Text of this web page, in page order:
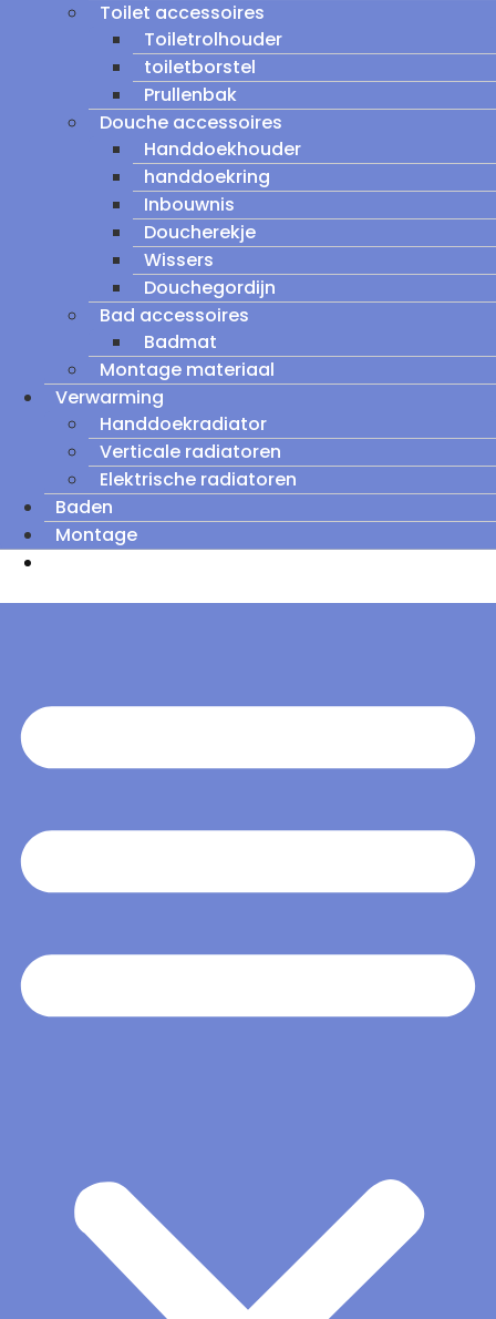
Toilet accessoires
Toiletrolhouder
toiletborstel
Prullenbak
Douche accessoires
Handdoekhouder
handdoekring
Inbouwnis
Doucherekje
Wissers
Douchegordijn
Bad accessoires
Badmat
Montage materiaal
Verwarming
Handdoekradiator
Verticale radiatoren
Elektrische radiatoren
Baden
Montage